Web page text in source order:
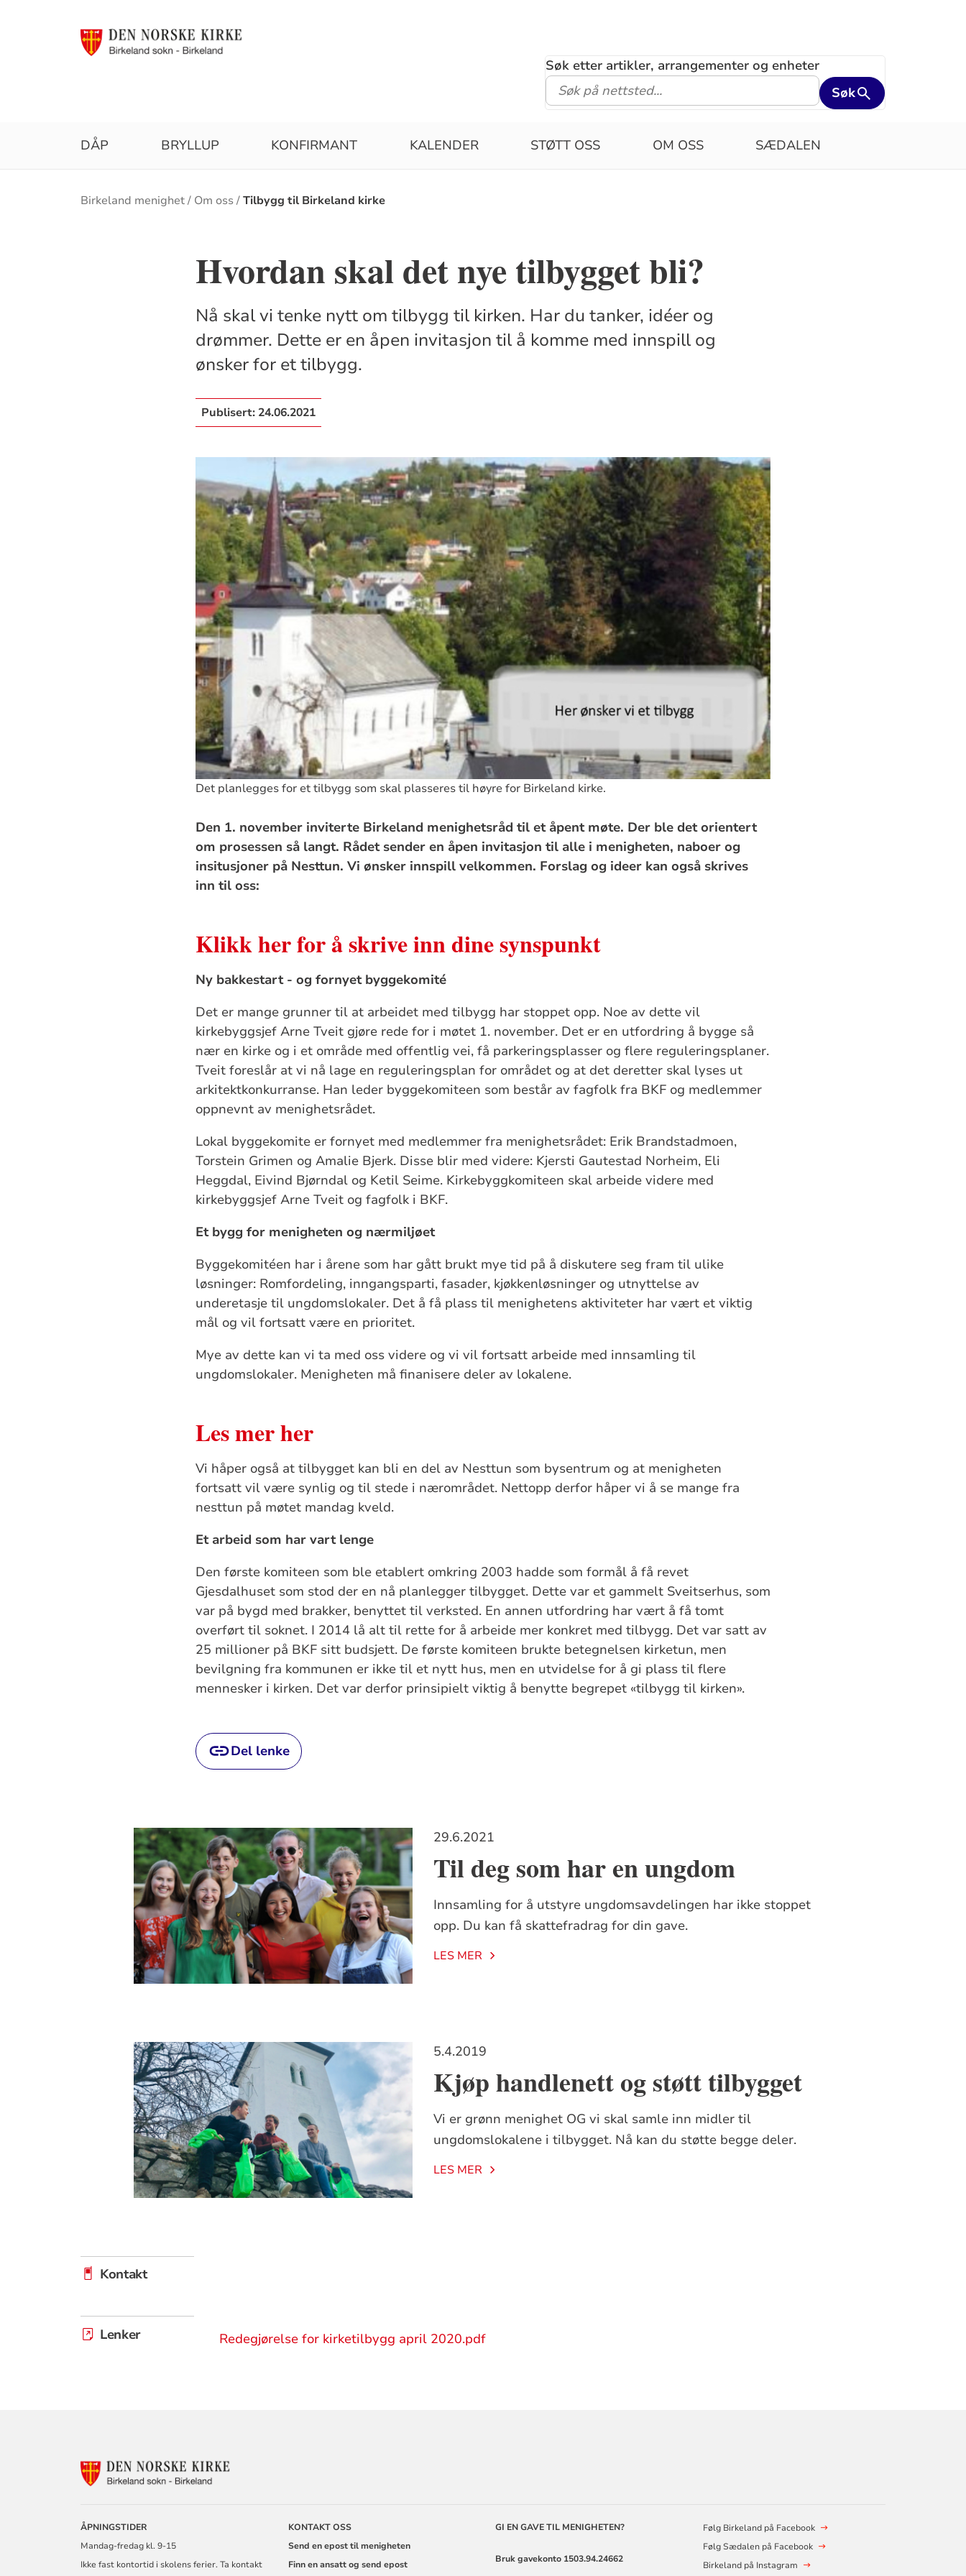
Søk etter artikler, arrangementer og enheter
Søk
DÅP BRYLLUP KONFIRMANT KALENDER STØTT OSS OM OSS SÆDALEN
Brødsmulesti
Birkeland menighet Om oss Tilbygg til Birkeland kirke
Hvordan skal det nye tilbygget bli?
Nå skal vi tenke nytt om tilbygg til kirken. Har du tanker, idéer og
drømmer. Dette er en åpen invitasjon til å komme med innspill og
ønsker for et tilbygg.
Publisert: 24.06.2021
Det planlegges for et tilbygg som skal plasseres til høyre for Birkeland kirke.
Den 1. november inviterte Birkeland menighetsråd til et åpent møte. Der ble det orientert
om prosessen så langt. Rådet sender en åpen invitasjon til alle i menigheten, naboer og
insitusjoner på Nesttun. Vi ønsker innspill velkommen. Forslag og ideer kan også skrives
inn til oss:
Klikk her for å skrive inn dine synspunkt
Ny bakkestart - og fornyet byggekomité
Det er mange grunner til at arbeidet med tilbygg har stoppet opp. Noe av dette vil
kirkebyggsjef Arne Tveit gjøre rede for i møtet 1. november. Det er en utfordring å bygge så
nær en kirke og i et område med offentlig vei, få parkeringsplasser og flere reguleringsplaner.
Tveit foreslår at vi nå lage en reguleringsplan for området og at det deretter skal lyses ut
arkitektkonkurranse. Han leder byggekomiteen som består av fagfolk fra BKF og medlemmer
oppnevnt av menighetsrådet.
Lokal byggekomite er fornyet med medlemmer fra menighetsrådet: Erik Brandstadmoen,
Torstein Grimen og Amalie Bjerk. Disse blir med videre: Kjersti Gautestad Norheim, Eli
Heggdal, Eivind Bjørndal og Ketil Seime. Kirkebyggkomiteen skal arbeide videre med
kirkebyggsjef Arne Tveit og fagfolk i BKF.
Et bygg for menigheten og nærmiljøet
Byggekomitéen har i årene som har gått brukt mye tid på å diskutere seg fram til ulike
løsninger: Romfordeling, inngangsparti, fasader, kjøkkenløsninger og utnyttelse av
underetasje til ungdomslokaler. Det å få plass til menighetens aktiviteter har vært et viktig
mål og vil fortsatt være en prioritet.
Mye av dette kan vi ta med oss videre og vi vil fortsatt arbeide med innsamling til
ungdomslokaler. Menigheten må finanisere deler av lokalene.
Les mer her
Vi håper også at tilbygget kan bli en del av Nesttun som bysentrum og at menigheten
fortsatt vil være synlig og til stede i nærområdet. Nettopp derfor håper vi å se mange fra
nesttun på møtet mandag kveld.
Et arbeid som har vart lenge
Den første komiteen som ble etablert omkring 2003 hadde som formål å få revet
Gjesdalhuset som stod der en nå planlegger tilbygget. Dette var et gammelt Sveitserhus, som
var på bygd med brakker, benyttet til verksted. En annen utfordring har vært å få tomt
overført til soknet. I 2014 lå alt til rette for å arbeide mer konkret med tilbygg. Det var satt av
25 millioner på BKF sitt budsjett. De første komiteen brukte betegnelsen kirketun, men
bevilgning fra kommunen er ikke til et nytt hus, men en utvidelse for å gi plass til flere
mennesker i kirken. Det var derfor prinsipielt viktig å benytte begrepet «tilbygg til kirken».
Del lenke
29.6.2021
Til deg som har en ungdom
Innsamling for å utstyre ungdomsavdelingen har ikke stoppet
opp. Du kan få skattefradrag for din gave.
LES MER
5.4.2019
Kjøp handlenett og støtt tilbygget
Vi er grønn menighet OG vi skal samle inn midler til
ungdomslokalene i tilbygget. Nå kan du støtte begge deler.
LES MER
Kontakt
Lenker Redegjørelse for kirketilbygg april 2020.pdf
ÅPNINGSTIDER
Mandag-fredag kl. 9-15
Ikke fast kontortid i skolens ferier. Ta kontakt
KONTAKT OSS
Send en epost til menigheten
Finn en ansatt og send epost
GI EN GAVE TIL MENIGHETEN?
Bruk gavekonto 1503.94.24662
Følg Birkeland på Facebook
Følg Sædalen på Facebook
Birkeland på Instagram